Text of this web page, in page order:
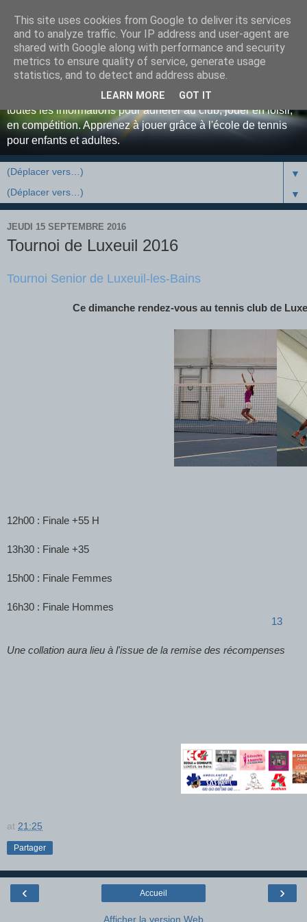
Bienvenue au Tennis Club
Luxovien ...
Site officiel du Tennis Club de Luxeuil-les-Bains. Retrouvez
toutes les informations pour adhérer au club, jouer en loisir,
en compétition. Apprenez à jouer grâce à l'école de tennis
pour enfants et adultes.
▼
▼
JEUDI 15 SEPTEMBRE 2016
Tournoi de Luxeuil 2016
Tournoi Senior de Luxeuil-les-Bains
Ce dimanche rendez-vous au tennis club de
12h00 : Finale +55 H
13h30 : Finale +35
15h00 : Finale Femmes
16h30 : Finale Hommes
13
Une collation aura lieu à l'issue de la remise des récompenses
at 21:25
Partager
‹ ›
Accueil
Afficher la version Web
This site uses cookies from Google to deliver its services
and to analyze traffic. Your IP address and user-agent are
shared with Google along with performance and security
metrics to ensure quality of service, generate usage
statistics, and to detect and address abuse.
LEARN MORE GOT IT